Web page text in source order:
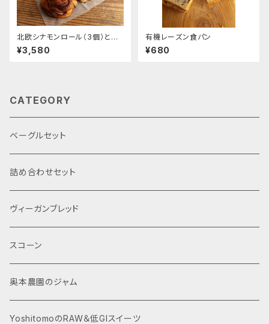
北欧シナモンロール（3個）とサ
ワードゥブレッドのセット
¥3,580
有機レーズン食パン
¥680
CATEGORY
ベーグルセット
詰め合わせセット
ヴィーガンブレッド
スコーン
奥本農園のジャム
YoshitomoのRAW＆低GIスイーツ